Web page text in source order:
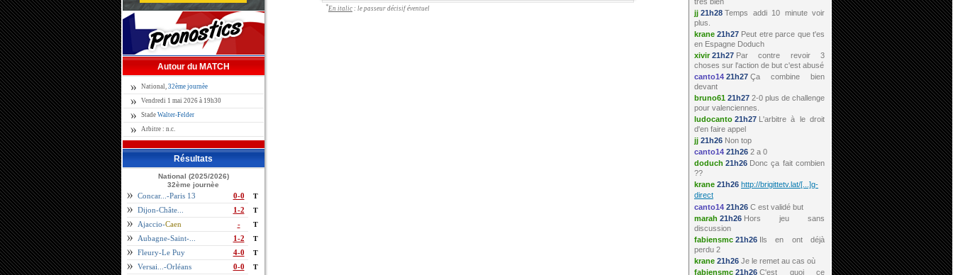
Autour du MATCH
National, 32ème journèe
Vendredi 1 mai 2026 à 19h30
Stade Walter-Felder
Arbitre : n.c.
Résultats
National (2025/2026)
32ème journèe
Concar...-Paris 13 0-0 T
Dijon-Châte... 1-2 T
Ajaccio-Caen - T
Aubagne-Saint-... 1-2 T
Fleury-Le Puy 4-0 T
Versai...-Orléans 0-0 T
*En italic : le passeur décisif éventuel